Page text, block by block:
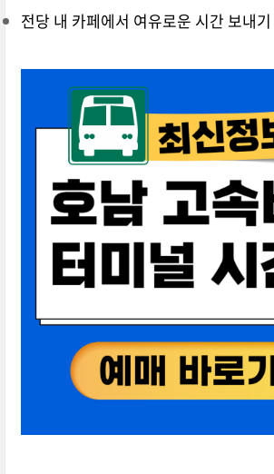
전당 내 카페에서 여유로운 시간 보내기